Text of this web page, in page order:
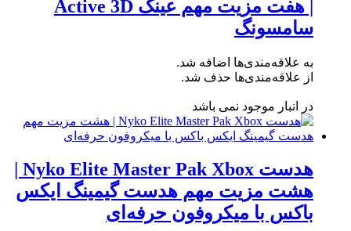
| هفت مزیت مهم عینک Active 3D
سامسونگ
به علاقه‌مندی‌ها اضافه شد.
از علاقه‌مندی‌ها حذف شد.
در انبار موجود نمی باشد
هشت مزیت مهم هدست گیمینگ ایکس
باکس با میکروفون حرفه‌ای